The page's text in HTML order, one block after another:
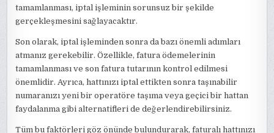
tamamlanması, iptal işleminin sorunsuz bir şekilde
gerçekleşmesini sağlayacaktır.
Son olarak, iptal işleminden sonra da bazı önemli adımları
atmanız gerekebilir. Özellikle, fatura ödemelerinin
tamamlanması ve son fatura tutarının kontrol edilmesi
önemlidir. Ayrıca, hattınızı iptal ettikten sonra taşınabilir
numaranızı yeni bir operatöre taşıma veya geçici bir hattan
faydalanma gibi alternatifleri de değerlendirebilirsiniz.
Tüm bu faktörleri göz önünde bulundurarak, faturalı hattınızı